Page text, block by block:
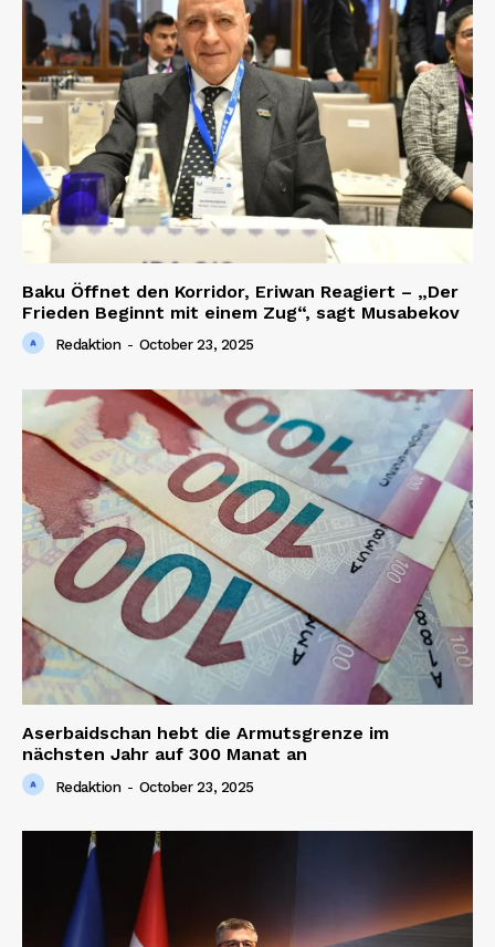
Baku Öffnet den Korridor, Eriwan Reagiert – „Der
Frieden Beginnt mit einem Zug“, sagt Musabekov
Redaktion - October 23, 2025
Aserbaidschan hebt die Armutsgrenze im
nächsten Jahr auf 300 Manat an
Redaktion - October 23, 2025